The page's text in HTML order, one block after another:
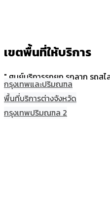
เขตพื้นที่ให้บริการ
" ศูนย์บริการรถยก รถลาก รถสไ
กรุงเทพและปริมณฑล
พื้นที่บริการต่างจังหวัด
กรุงเทพปริมณฑล 2